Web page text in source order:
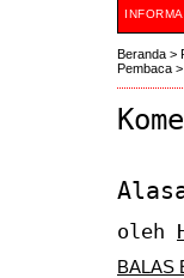
Beranda >
Pembaca >
oleh
BALAS